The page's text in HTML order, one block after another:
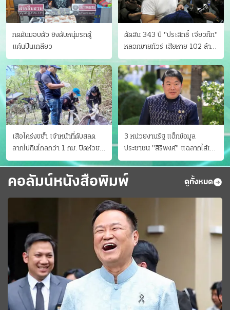
กดดันมอบตัว ยิงดับหนุ่มรถตู้
แค้นปีนเกลียว
ตัดสิน 343 ปี "ประสิทธิ์ เจียวก๊ก"
หลอกขายทัวร์ เสียหาย 102 ล้าน
มีเหยื่อ 173 คน
เสือโคร่งขย้ำ เจ้าหน้าที่ดับสลด
ลากไปกินไกลกว่า 1 กม. ปิดห้วย
ขาแข้งชั่วคราว
3 หน่วยงานรัฐ แฮ็กข้อมูล
ประชาชน "สิริพงศ์" แฉลากไส้เอง
"หนู" กอด "หนิม" สยบลือ
คอลัมน์หนังสือพิมพ์ ดูทั้งหมด